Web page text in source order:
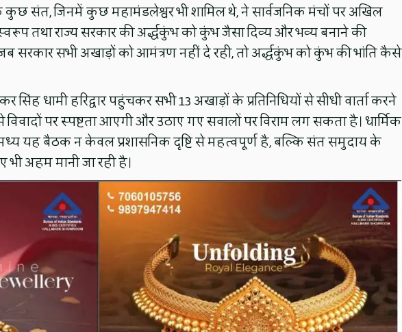
कुछ संत, जिनमें कुछ महामंडलेश्वर भी शामिल थे, ने सार्वजनिक मंचों पर अखिल
तथा राज्य सरकार की अर्द्धकुंभ को कुंभ जैसा दिव्य और भव्य बनाने की
जब सरकार सभी अखाड़ों को आमंत्रण नहीं दे रही, तो अर्द्धकुंभ को कुंभ की भांति कैसे
धामी हरिद्वार पहुंचकर सभी 13 अखाड़ों के प्रतिनिधियों से सीधी वार्ता करने
पर स्पष्टता आएगी और उठाए गए सवालों पर विराम लग सकता है। धार्मिक
मध्य यह बैठक न केवल प्रशासनिक दृष्टि से महत्वपूर्ण है, बल्कि संत समुदाय के
अहम मानी जा रही है।